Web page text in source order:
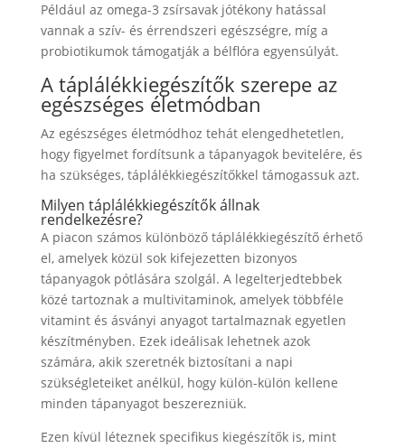
Például az omega-3 zsírsavak jótékony hatással
vannak a szív- és érrendszeri egészségre, míg a
probiotikumok támogatják a bélflóra egyensúlyát.
A táplálékkiegészítők szerepe az
egészséges életmódban
Az egészséges életmódhoz tehát elengedhetetlen,
hogy figyelmet fordítsunk a tápanyagok bevitelére, és
ha szükséges, táplálékkiegészítőkkel támogassuk azt.
Milyen táplálékkiegészítők állnak
rendelkezésre?
A piacon számos különböző táplálékkiegészítő érhető
el, amelyek közül sok kifejezetten bizonyos
tápanyagok pótlására szolgál. A legelterjedtebbek
közé tartoznak a multivitaminok, amelyek többféle
vitamint és ásványi anyagot tartalmaznak egyetlen
készítményben. Ezek ideálisak lehetnek azok
számára, akik szeretnék biztosítani a napi
szükségleteiket anélkül, hogy külön-külön kellene
minden tápanyagot beszerezniük.
Ezen kívül léteznek specifikus kiegészítők is, mint